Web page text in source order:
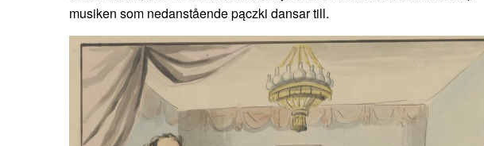
musiken som nedanstående pączki dansar till.